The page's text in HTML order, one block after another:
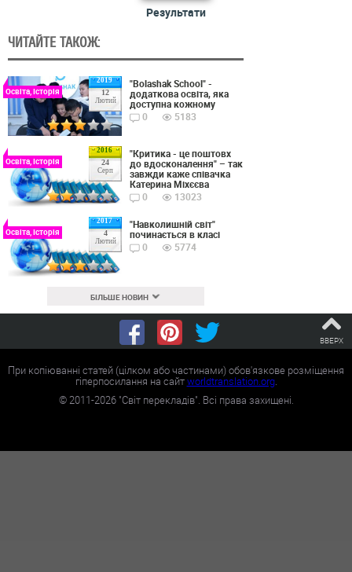
Результати
ЧИТАЙТЕ ТАКОЖ:
2019
12
Лютий
Освіта, Історія
"Bolashak School" -
додаткова освіта, яка
доступна кожному
0
5183
2016
24
Серп
Освіта, Історія
"Критика - це поштовх
до вдосконалення" – так
завжди каже співачка
Катерина Міхєєва
0
13023
2017
4
Лютий
Освіта, Історія
"Навколишній світ"
починається в класі
0
5774
БІЛЬШЕ НОВИН
ВВЕРХ
При копіюванні статей (цілком або частинами) обов'язкове розміщення
гіперпосилання на сайтworldtranslation.org.
©2011-2026"Світ перекладів". Всі права захищені.